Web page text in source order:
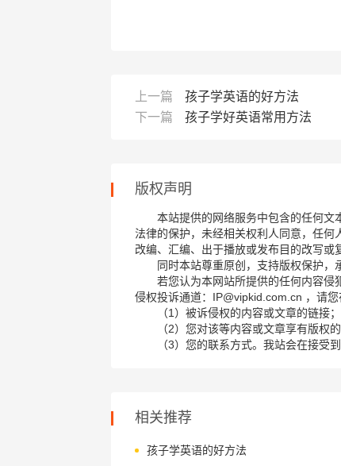
上一篇
孩子学英语的好方法
下一篇
孩子学好英语常用方法
版权声明
本站提供的网络服务中包含的任何文
法律的保护，未经相关权利人同意，任何
改编、汇编、出于播放或发布目的改写或
同时本站尊重原创，支持版权保护，
若您认为本网站所提供的任何内容侵
侵权投诉通道：IP@vipkid.com.cn ，请您
（1）被诉侵权的内容或文章的链接；
（2）您对该等内容或文章享有版权的
（3）您的联系方式。我站会在接受
相关推荐
孩子学英语的好方法